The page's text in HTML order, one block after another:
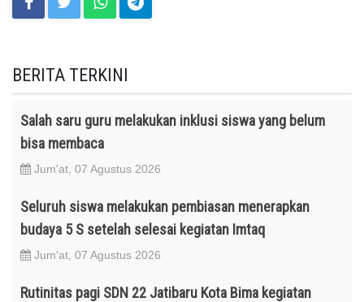
BERITA TERKINI
Salah saru guru melakukan inklusi siswa yang belum
bisa membaca
Jum'at, 07 Agustus 2026
Seluruh siswa melakukan pembiasan menerapkan
budaya 5 S setelah selesai kegiatan Imtaq
Jum'at, 07 Agustus 2026
Rutinitas pagi SDN 22 Jatibaru Kota Bima kegiatan